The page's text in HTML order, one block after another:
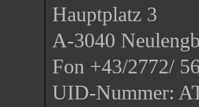
Hauptplatz 3
A-3040
Fon +43/2772/
UID-Nummer: